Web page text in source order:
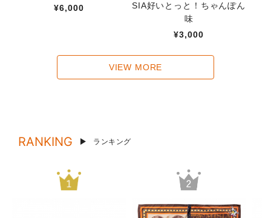
¥6,000
SIA好いとっと！ちゃんぽん
味
¥3,000
VIEW MORE
RANKING ランキング